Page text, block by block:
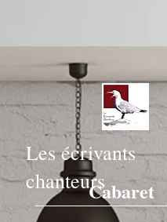
Les écrivants
chanteursCabaret